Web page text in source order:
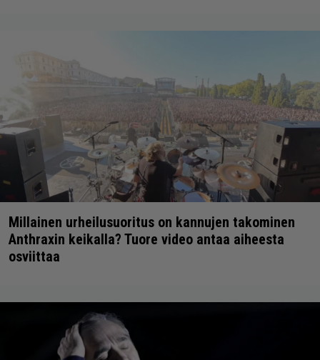
Millainen urheilusuoritus on kannujen takominen
Anthraxin keikalla? Tuore video antaa aiheesta
osviittaa